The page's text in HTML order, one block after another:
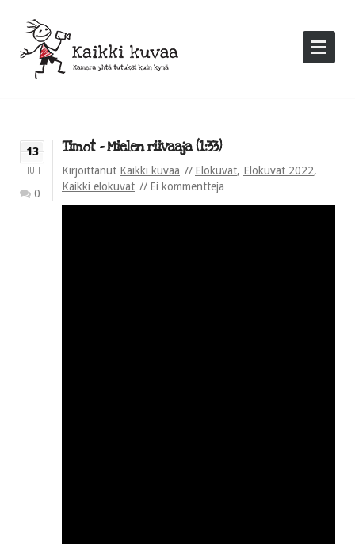
13
HUH
0
Timot – Mielen riivaaja (1:33)
Kirjoittanut Kaikki kuvaa Elokuvat, Elokuvat 2022,
Kaikki elokuvat
Ei kommentteja